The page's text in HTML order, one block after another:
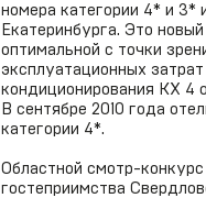
номера категории 4* и 3*
Екатеринбурга. Это
оптимальной с точки
эксплуатационных
кондиционирования КХ 4
В сентябре 2010 года
категории 4*.
Областной смотр-
гостеприимства